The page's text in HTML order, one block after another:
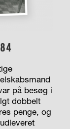
på besøg i
dobbelt
penge, og